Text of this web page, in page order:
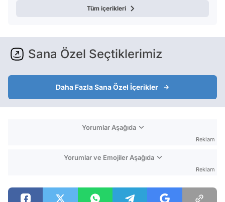
Tüm içerikleri
Sana Özel Seçtiklerimiz
Daha Fazla Sana Özel İçerikler
Yorumlar Aşağıda
Reklam
Yorumlar ve Emojiler Aşağıda
Reklam